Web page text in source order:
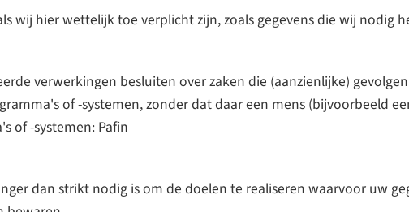
wij hier wettelijk toe verplicht zijn, zoals gegevens die wij nodig
verwerkingen besluiten over zaken die (aanzienlijke)
of -systemen, zonder dat daar een mens (bijvoorbeeld
of -systemen: Pafin
dan strikt nodig is om de doelen te realiseren waarvoor uw